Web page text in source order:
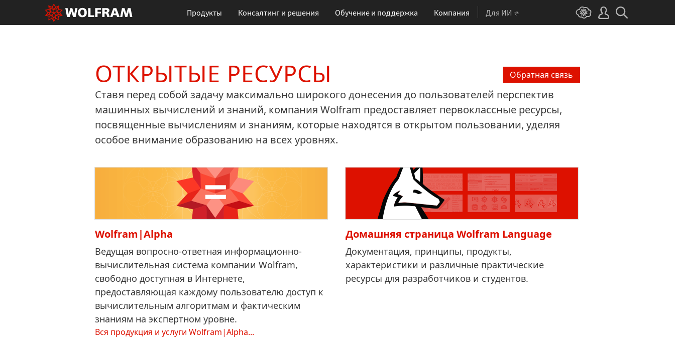
Продукты Консалтинг и решения Обучениеи поддержка Компания Для ИИ
ОТКРЫТЫЕ РЕСУРСЫ Обратная связь
Ставя перед собой задачу максимально широкого донесения до пользователей перспектив
машинных вычислений и знаний, компания Wolfram предоставляет первоклассные ресурсы,
посвященные вычислениям и знаниям, которые находятся в открытом пользовании, уделяя
особое внимание образованию на всех уровнях.
Wolfram|Alpha
Ведущая вопросно-ответная информационно-
вычислительная система компании Wolfram,
свободно доступная в Интернете,
предоставляющая каждому пользователю доступ к
вычислительным алгоритмам и фактическим
знаниям на экспертном уровне.
Вся продукция и услуги Wolfram|Alpha...
Домашняя страница Wolfram Language
Документация, принципы, продукты,
характеристики и различные практические
ресурсы для разработчиков и студентов.